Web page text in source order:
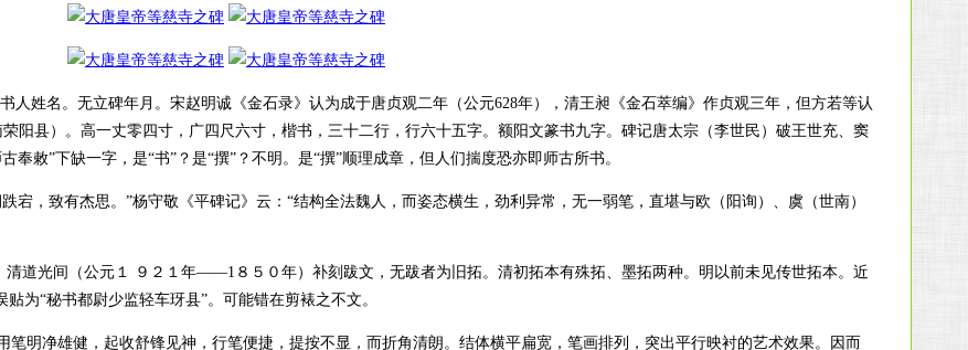
人姓名。无立碑年月。宋赵明诚《金石录》认为成于唐贞观二年（公元628年），清王昶《金石萃编》作贞观三年，但方若等认
阳县）。高一丈零四寸，广四尺六寸，楷书，三十二行，行六十五字。额阳文篆书九字。碑记唐太宗（李世民）破王世充、窦
敕”下缺一字，是“书”？是“撰”？不明。是“撰”顺理成章，但人们揣度恐亦即师古所书。
宕，致有杰思。”杨守敬《平碑记》云：“结构全法魏人，而姿态横生，劲利异常，无一弱笔，直堪与欧（阳询）、虞（世南）
道光间（公元１ ９２１年——1８５０年）补刻跋文，无跋者为旧拓。清初拓本有殊拓、墨拓两种。明以前未见传世拓本。近
为“秘书都尉少监轻车玡县”。可能错在剪裱之不文。
明净雄健，起收舒锋见神，行笔便捷，提按不显，而折角清朗。结体横平扁宽，笔画排列，突出平行映衬的艺术效果。因而